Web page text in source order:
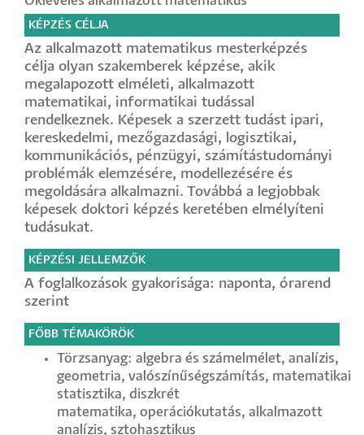
KÉPZÉS CÉLJA
Az alkalmazott matematikus mesterképzés
célja olyan szakemberek képzése, akik
megalapozott elméleti, alkalmazott
matematikai, informatikai tudással
rendelkeznek. Képesek a szerzett tudást ipari,
kereskedelmi, mezőgazdasági, logisztikai,
kommunikációs, pénzügyi, számítástudományi
problémák elemzésére, modellezésére és
megoldására alkalmazni. Továbbá a legjobbak
képesek doktori képzés keretében elmélyíteni
tudásukat.
KÉPZÉSI JELLEMZŐK
A foglalkozások gyakorisága: naponta, órarend
szerint
FŐBB TÉMAKÖRÖK
Törzsanyag: algebra és számelmélet, analízis,
geometria, valószínűségszámítás, matematikai
statisztika, diszkrét
matematika, operációkutatás, alkalmazott
analízis, sztohasztikus